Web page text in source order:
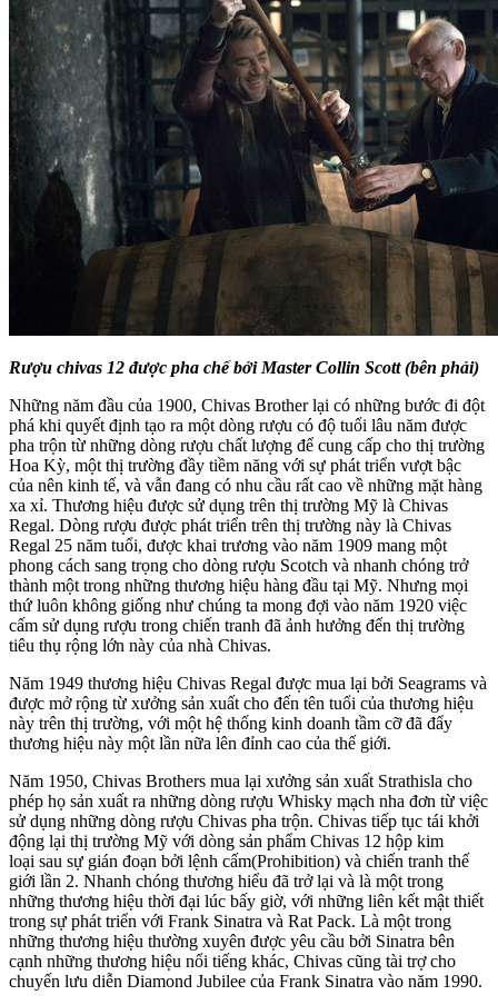
Rượu chivas 12 được pha chế bởi Master Collin Scott (bên phải)
Những năm đầu của 1900, Chivas Brother lại có những bước đi đột
phá khi quyết định tạo ra một dòng rượu có độ tuổi lâu năm được
pha trộn từ những dòng rượu chất lượng để cung cấp cho thị trường
Hoa Kỳ, một thị trường đầy tiềm năng với sự phát triển vượt bậc
của nên kinh tế, và vẫn đang có nhu cầu rất cao về những mặt hàng
xa xỉ. Thương hiệu được sử dụng trên thị trường Mỹ là Chivas
Regal. Dòng rượu được phát triển trên thị trường này là Chivas
Regal 25 năm tuổi, được khai trương vào năm 1909 mang một
phong cách sang trọng cho dòng rượu Scotch và nhanh chóng trở
thành một trong những thương hiệu hàng đầu tại Mỹ. Nhưng mọi
thứ luôn không giống như chúng ta mong đợi vào năm 1920 việc
cấm sử dụng rượu trong chiến tranh đã ảnh hưởng đến thị trường
tiêu thụ rộng lớn này của nhà Chivas.
Năm 1949 thương hiệu Chivas Regal được mua lại bởi Seagrams và
được mở rộng từ xưởng sản xuất cho đến tên tuổi của thương hiệu
này trên thị trường, với một hệ thống kinh doanh tầm cỡ đã đẩy
thương hiệu này một lần nữa lên đỉnh cao của thế giới.
Năm 1950, Chivas Brothers mua lại xưởng sản xuất Strathisla cho
phép họ sản xuất ra những dòng rượu Whisky mạch nha đơn từ việc
sử dụng những dòng rượu Chivas pha trộn. Chivas tiếp tục tái khởi
động lại thị trường Mỹ với dòng sản phẩm Chivas 12 hộp kim
loại sau sự gián đoạn bởi lệnh cấm(Prohibition) và chiến tranh thế
giới lần 2. Nhanh chóng thương hiểu đã trở lại và là một trong
những thương hiệu thời đại lúc bấy giờ, với những liên kết mật thiết
trong sự phát triển với Frank Sinatra và Rat Pack. Là một trong
những thương hiệu thường xuyên được yêu cầu bởi Sinatra bên
cạnh những thương hiệu nổi tiếng khác, Chivas cũng tài trợ cho
chuyến lưu diễn Diamond Jubilee của Frank Sinatra vào năm 1990.